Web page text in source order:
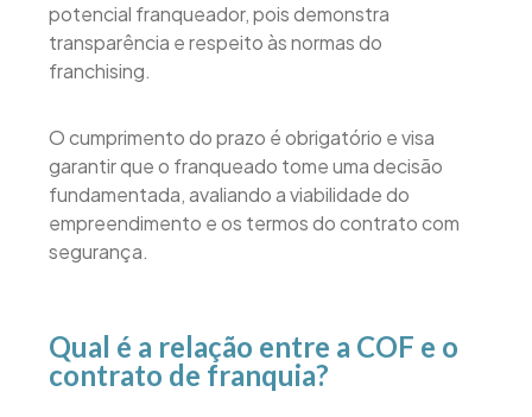
potencial franqueador, pois demonstra
transparência e respeito às normas do
franchising.
O cumprimento do prazo é obrigatório e visa
garantir que o franqueado tome uma decisão
fundamentada, avaliando a viabilidade do
empreendimento e os termos do contrato com
segurança.
Qual é a relação entre a COF e o
contrato de franquia?